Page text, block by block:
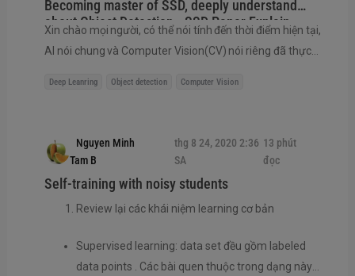
Node Embedding - Graph Representation
Learning
Becoming master of SSD, deeply understand
about Object Detection - SSD Paper Explain
Xin chào mọi người, có thể nói tính đến thời điểm hiện tại,
AI nói chung và Computer Vision(CV) nói riêng đã thực
có rất nhiều những mô hình Object Detection mới ra đời
Deep Leanring Object detection Computer Vision
Nguyen Minh
Tam B
thg 8 24, 2020 2:36
SA
13 phút
đọc
Self-training with noisy students
Review lại các khái niệm learning cơ bản
Supervised learning: data set đều gồm labeled
data points . Các bài quen thuộc trong dạng này